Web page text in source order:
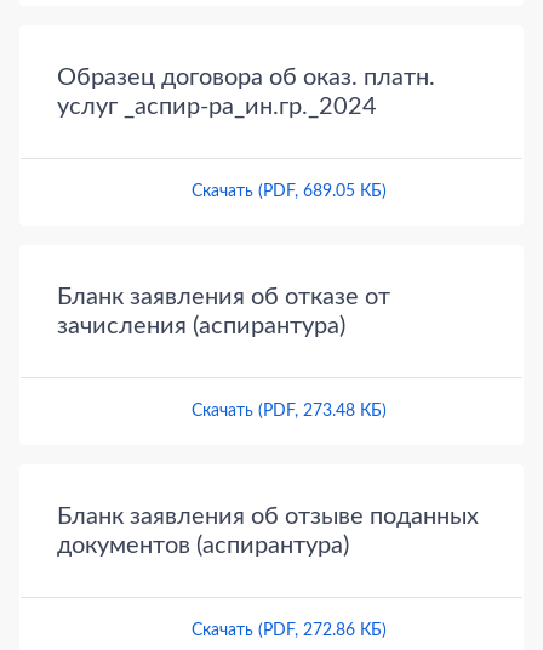
Образец договора об оказ. платн.
услуг _аспир-ра_ин.гр._2024
Скачать (PDF, 689.05 КБ)
Бланк заявления об отказе от
зачисления (аспирантура)
Скачать (PDF, 273.48 КБ)
Бланк заявления об отзыве поданных
документов (аспирантура)
Скачать (PDF, 272.86 КБ)